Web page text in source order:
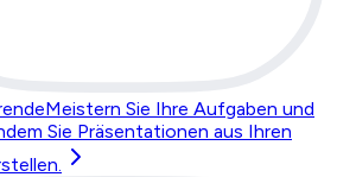
Meistern Sie Ihre Aufgaben und
Sie Präsentationen aus Ihren